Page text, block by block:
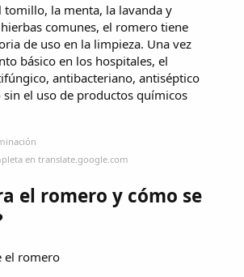
tomillo, la menta, la lavanda y
comunes, el romero tiene
de uso en la limpieza. Una vez
básico en los hospitales, el
antibacteriano, antiséptico
el uso de productos químicos
en translate.google.com
el romero y cómo se
el romero